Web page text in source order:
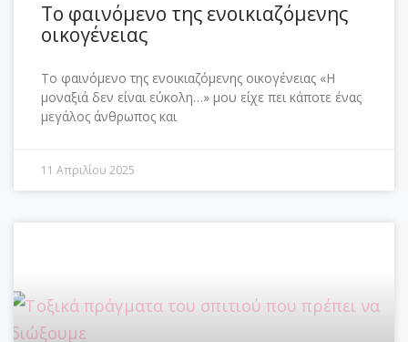
Το φαινόμενο της ενοικιαζόμενης
οικογένειας
Το φαινόμενο της ενοικιαζόμενης οικογένειας «Η
μοναξιά δεν είναι εύκολη…» μου είχε πει κάποτε ένας
μεγάλος άνθρωπος και
11 Απριλίου 2025